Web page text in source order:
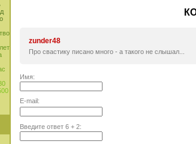
zunder48
Про свастику писано много - а такого не слышал...
Имя:
E-mail:
Введите ответ 6+ 2: